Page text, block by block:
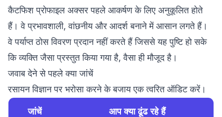
कैटफिश प्रोफाइल अक्सर पहले आकर्षण के लिए अनुकूलित होते
हैं। वे प्रभावशाली, वांछनीय और आदर्श बनाने में आसान लगते हैं।
वे पर्याप्त ठोस विवरण प्रदान नहीं करते हैं जिससे यह पुष्टि हो सके
कि व्यक्ति जैसा प्रस्तुत किया गया है, वैसा ही मौजूद है।
जवाब देने से पहले क्या जांचें
रसायन विज्ञान पर भरोसा करने के बजाय एक त्वरित ऑडिट करें।
जांचें आप क्या ढूंढ रहे हैं